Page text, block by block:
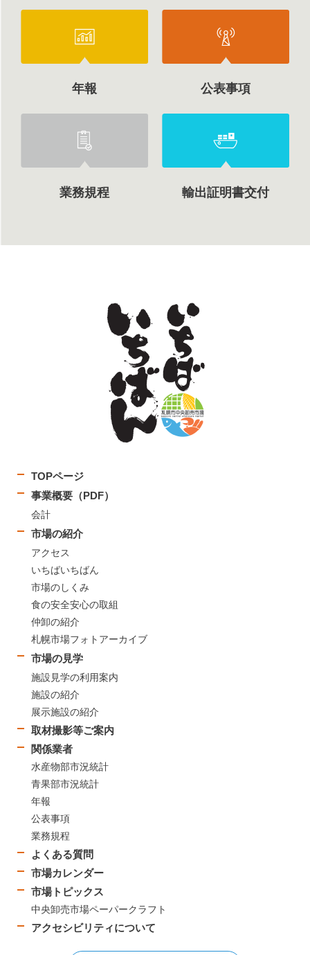
年報 公表事項
業務規程 輸出証明書交付
TOPページ
事業概要（PDF）
会計
市場の紹介
アクセス
いちばいちばん
市場のしくみ
食の安全安心の取組
仲卸の紹介
札幌市場フォトアーカイブ
市場の見学
施設見学の利用案内
施設の紹介
展示施設の紹介
取材撮影等ご案内
関係業者
水産物部市況統計
青果部市況統計
年報
公表事項
業務規程
よくある質問
市場カレンダー
市場トピックス
中央卸売市場ペーパークラフト
アクセシビリティについて